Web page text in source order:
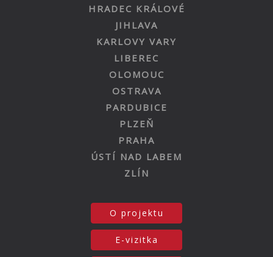
HRADEC KRÁLOVÉ
JIHLAVA
KARLOVY VARY
LIBEREC
OLOMOUC
OSTRAVA
PARDUBICE
PLZEŇ
PRAHA
ÚSTÍ NAD LABEM
ZLÍN
O projektu
E-vizitka